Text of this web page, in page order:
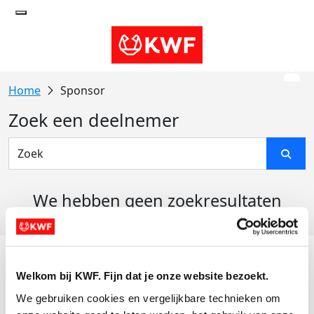
Welkom bij KWF. Fijn dat je onze website bezoekt.
We gebruiken cookies en vergelijkbare technieken om
Sponsor
Zoek een deelnemer
We hebben geen zoekresultaten
Actiematerialen
Evenementen